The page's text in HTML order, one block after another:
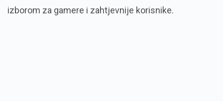
izborom za gamere i zahtjevnije korisnike.